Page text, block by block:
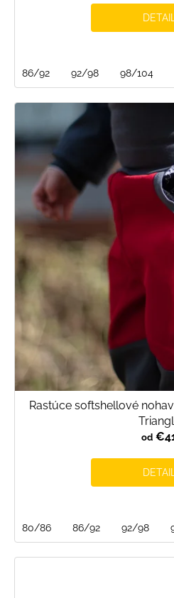
DETAIL
86/92 92/98 98/104
Rastúce softshellové
od
DETAIL
80/86 86/92 92/98